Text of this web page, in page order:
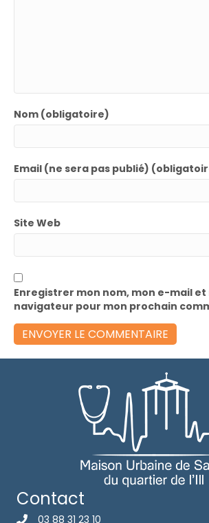
Nom (obligatoire)
Email (ne sera pas publié)
Site Web
Enregistrer mon nom, mon e-mail et
navigateur pour mon prochain
Contact
03 88 31 23 10